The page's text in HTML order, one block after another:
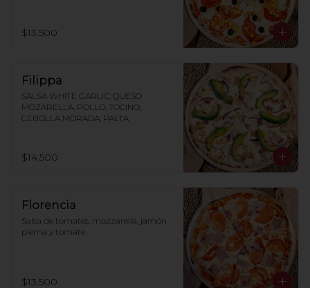
$13.500
Filippa
SALSA WHITE GARLIC, QUESO
MOZARELLA, POLLO, TOCINO,
CEBOLLA MORADA, PALTA
$14.500
Florencia
Salsa de tomates, mozzarella, jamón
pierna y tomate.
$13.500